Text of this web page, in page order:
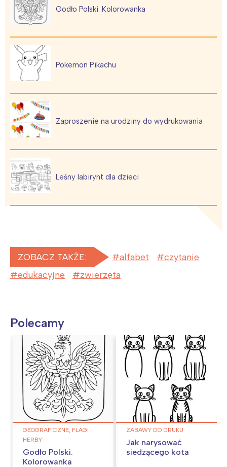
Godło Polski. Kolorowanka
Pokemon Pikachu
Zaproszenie na urodziny do wydrukowania
Leśny labirynt dla dzieci
ZOBACZ TAKŻE: alfabet
czytanie
edukacyjne
zwierzęta
Polecamy
GEOGRAFICZNE, FLAGI I
HERBY
Godło Polski.
Kolorowanka
ZABAWY DO DRUKU
Jak narysować
siedzącego kota
Łódź
Trójmiasto
Wrocław